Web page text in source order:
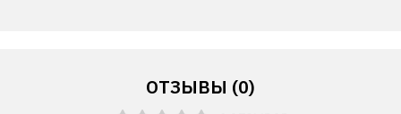
ОТЗЫВЫ (0)